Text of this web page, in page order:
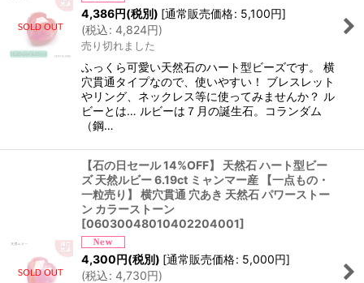
4,386円(税別) [通常販売価格: 5,100円]
(税込: 4,824円)
売り切れました
ふっくら可愛い天然石のハート型ビーズです。 横
穴貫通タイプなので、使いやすい！ ブレスレット
やリング、ネックレス等に使ってみませんか？ ル
ビーとは… ルビーは７月の誕生石。コランダム
（鋼…
【石の日セール 14%OFF】 天然石 ハート型ビー
ズ 天然ルビー 6.19ct ミャンマー産 【一点もの・
一粒売り】 横穴貫通 穴あき 天然石 パワーストー
ン カラーストーン
[06030048010402204001]
4,300円(税別) [通常販売価格: 5,000円]
(税込: 4,730円)